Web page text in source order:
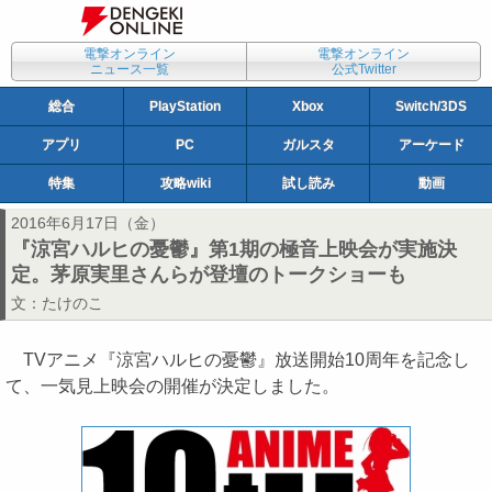
電撃オンライン
ニュース一覧
電撃オンライン
公式Twitter
総合 PlayStation Xbox Switch/3DS
アプリ PC ガルスタ アーケード
特集 攻略wiki 試し読み 動画
2016年6月17日（金）
『涼宮ハルヒの憂鬱』第1期の極音上映会が実施決
定。茅原実里さんらが登壇のトークショーも
文： たけのこ
TVアニメ『涼宮ハルヒの憂鬱』放送開始10周年を記念し
て、一気見上映会の開催が決定しました。